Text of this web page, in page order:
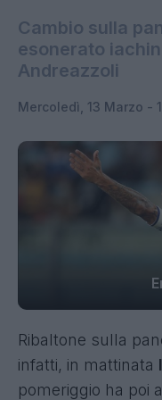
Cambio sulla
esonerato
Andreazzoli
Mercoledì, 13 Marzo -
Ribaltone sulla
infatti, in mattinata
pomeriggio ha poi